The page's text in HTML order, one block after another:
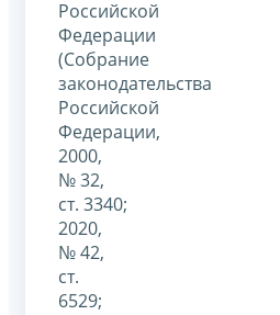
Российской
Федерации
(Собрание
законодательства
Российской
Федерации,
2000,
№ 32,
ст. 3340;
2020,
№ 42,
ст.
6529;